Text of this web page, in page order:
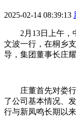
2025-02-14 08:39:13
2月13日上午
文波一行，在桐乡
导，集团董事长庄
庄董首先对娄
了公司基本情况、
行与新凤鸣长期以